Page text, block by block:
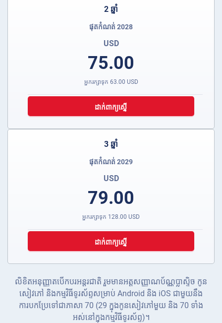
2 ឆ្នាំ
ផុតកំណត់ 2028
USD
75.00
អ្នករក្សាទុក 63.00 USD
ដាក់ពាក្យស្នើ
3 ឆ្នាំ
ផុតកំណត់ 2029
USD
79.00
អ្នករក្សាទុក 128.00 USD
ដាក់ពាក្យស្នើ
លិខិតអនុញ្ញាតបើកបរអន្តរជាតិ រួមមានអត្តសញ្ញាណប័ណ្ណប្លាស្ទិច កូន
សៀវភៅ និងកម្មវិធីទូរស័ព្ទសម្រាប់ Android និង iOS ជាមួយនឹង
ការបកប្រែទៅជាភាសា 70 (29 ក្នុងកូនសៀវភៅមួយ និង 70 ទាំង
អស់នៅក្នុងកម្មវិធីទូរស័ព្ទ)។